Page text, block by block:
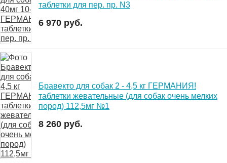
таблетки для пер. пр. N3
6 970 руб.
Бравекто для собак 2 - 4,5 кг ГЕРМАНИЯ!
таблетки жевательные (для собак очень мелких
пород) 112,5мг №1
8 260 руб.